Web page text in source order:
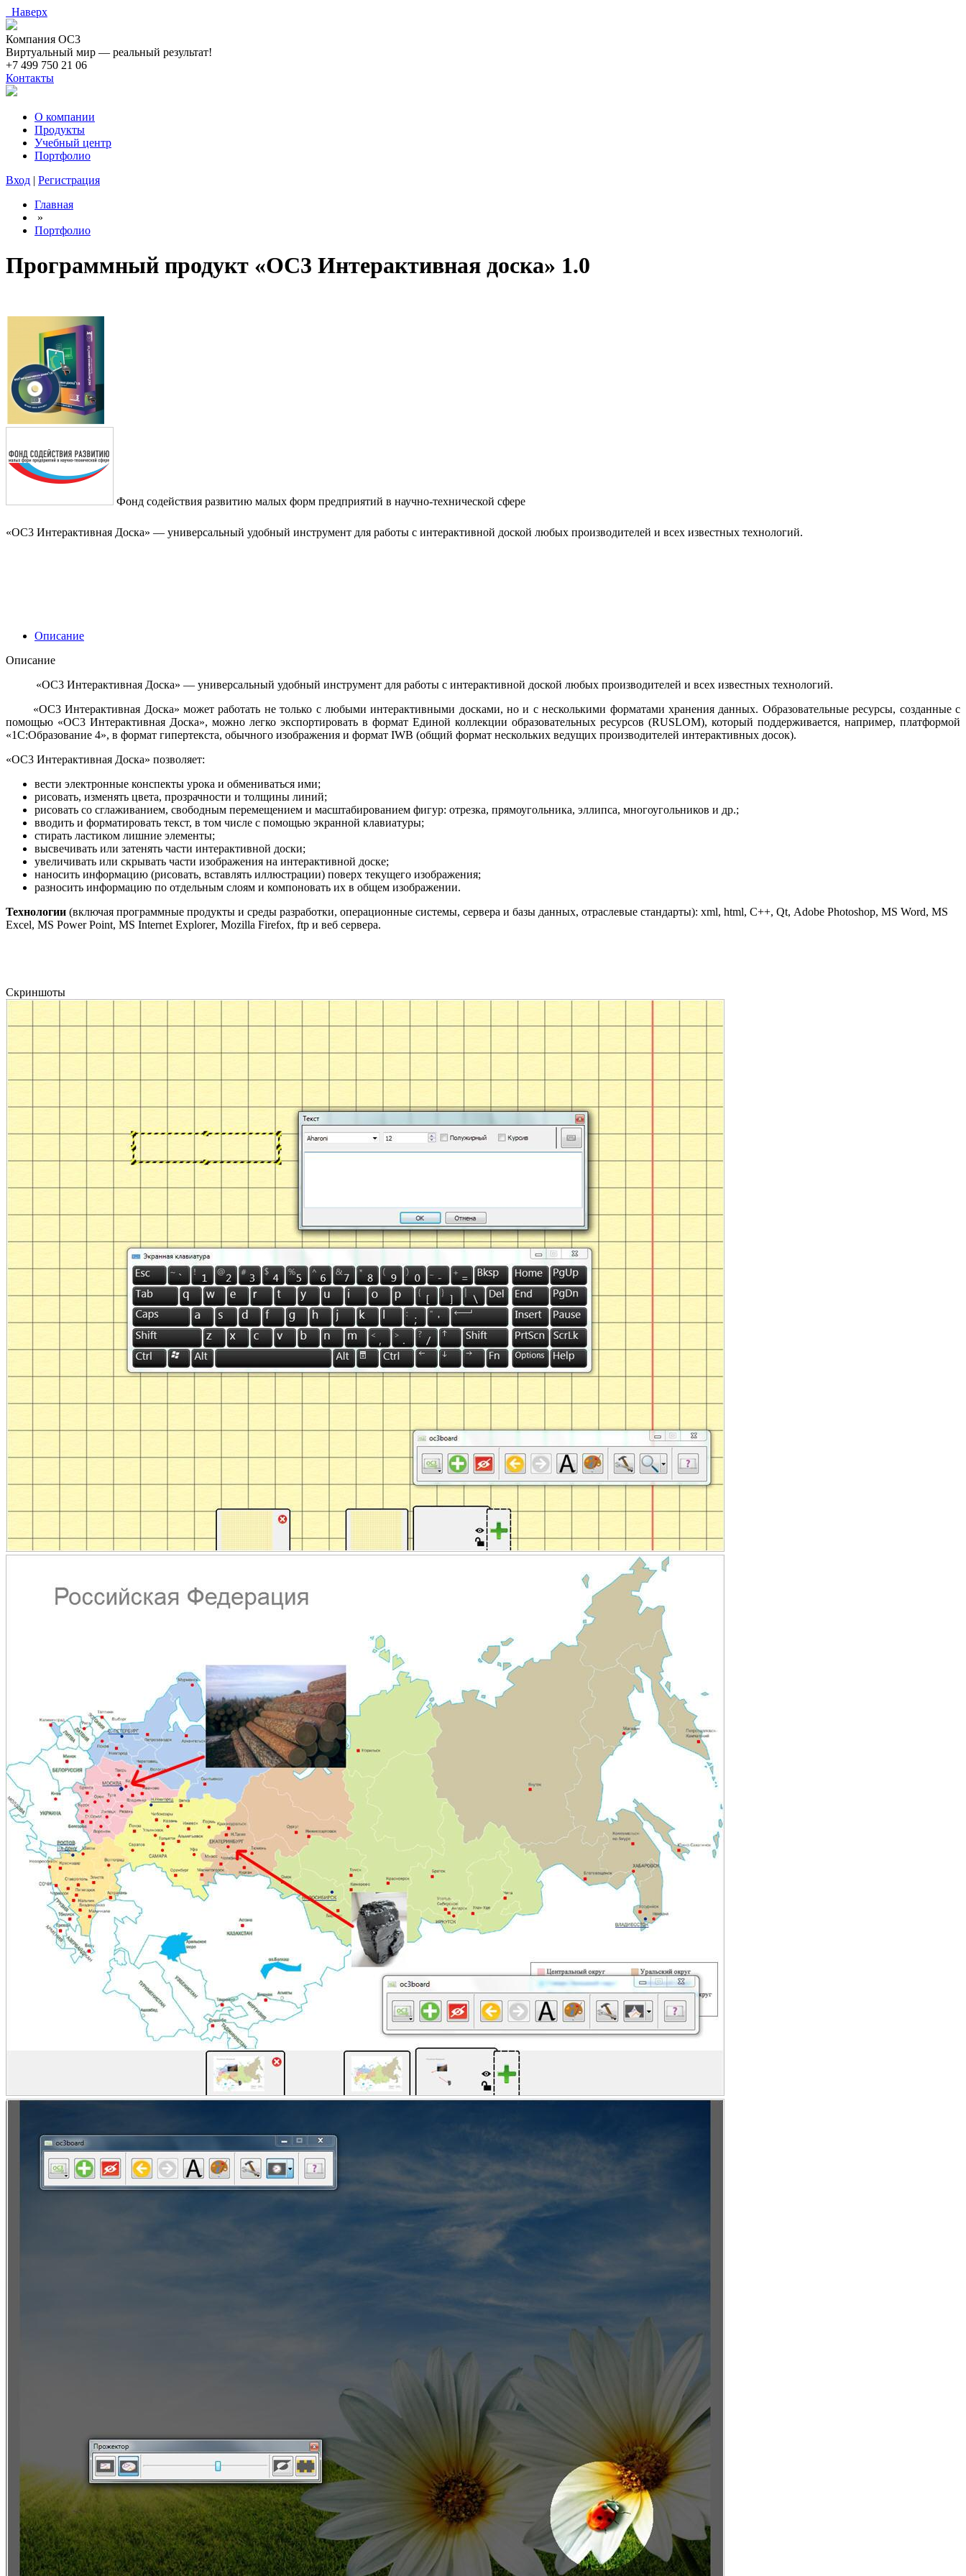
Наверх
Компания ОС3
Виртуальный мир — реальный результат!
+7 499 750 21 06
Контакты
О компании
Продукты
Учебный центр
Портфолио
Вход | Регистрация
Главная
»
Портфолио
Программный продукт «ОС3 Интерактивная доска» 1.0
Фонд содействия развитию малых форм предприятий в научно-технической сфере
«ОС3 Интерактивная Доска» — универсальный удобный инструмент для работы с интерактивной доской любых производителей и всех известных технологий.
Описание
Описание
«ОС3 Интерактивная Доска» — универсальный удобный инструмент для работы с интерактивной доской любых производителей и всех известных технологий.
«ОС3 Интерактивная Доска» может работать не только с любыми интерактивными досками, но и с несколькими форматами хранения данных. Образовательные ресурсы, созданные с
помощью «ОС3 Интерактивная Доска», можно легко экспортировать в формат Единой коллекции образовательных ресурсов (RUSLOM), который поддерживается, например, платформой
«1С:Образование 4», в формат гипертекста, обычного изображения и формат IWB (общий формат нескольких ведущих производителей интерактивных досок).
«ОС3 Интерактивная Доска» позволяет:
вести электронные конспекты урока и обмениваться ими;
рисовать, изменять цвета, прозрачности и толщины линий;
рисовать со сглаживанием, свободным перемещением и масштабированием фигур: отрезка, прямоугольника, эллипса, многоугольников и др.;
вводить и форматировать текст, в том числе с помощью экранной клавиатуры;
стирать ластиком лишние элементы;
высвечивать или затенять части интерактивной доски;
увеличивать или скрывать части изображения на интерактивной доске;
наносить информацию (рисовать, вставлять иллюстрации) поверх текущего изображения;
разносить информацию по отдельным слоям и компоновать их в общем изображении.
Технологии (включая программные продукты и среды разработки, операционные системы, сервера и базы данных, отраслевые стандарты): xml, html, С++, Qt, Adobe Photoshop, MS Word, MS
Excel, MS Power Point, MS Internet Explorer, Mozilla Firefox, ftp и веб сервера.
Скриншоты